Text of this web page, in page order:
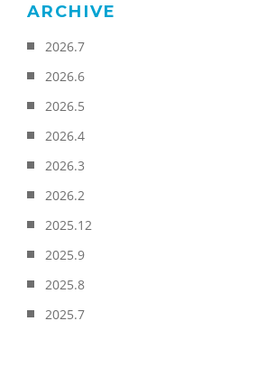
ARCHIVE
2026.7
2026.6
2026.5
2026.4
2026.3
2026.2
2025.12
2025.9
2025.8
2025.7